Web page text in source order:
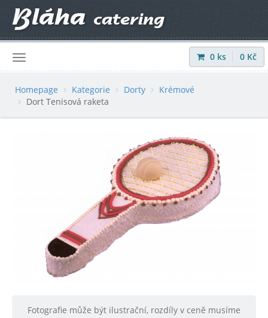
Přihlásit |Registrovat
0 ks 0 Kč
Homepage Kategorie Dorty
Krémové
Dort Tenisová raketa
Fotografie může být ilustrační, rozdíly v ceně musíme